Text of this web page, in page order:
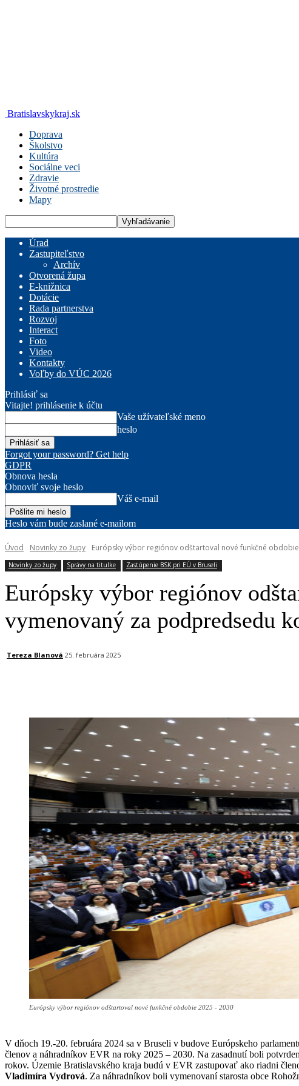
Bratislavskykraj.sk
Doprava
Školstvo
Kultúra
Sociálne veci
Zdravie
Životné prostredie
Mapy
Úrad
Zastupiteľstvo
Archív
Otvorená župa
E-knižnica
Dotácie
Rada partnerstva
Rozvoj
Interact
Foto
Video
Kontakty
Voľby do VÚC 2026
Prihlásiť sa
Vitajte! prihlásenie k účtu
Vaše užívateľské meno
heslo
Forgot your password? Get help
GDPR
Obnova hesla
Obnoviť svoje heslo
Váš e-mail
Heslo vám bude zaslané e-mailom
Úvod Novinky zo župy Európsky výbor regiónov odštartoval nové funkčné
Novinky zo župy Správy na titulke Zastúpenie BSK pri EÚ v Bruseli
Európsky výbor regiónov
vymenovaný za podpredsedu
Tereza Blanová 25. februára 2025
Európsky výbor regiónov odštartoval nové funkčné obdobie 2025 - 2030
V dňoch 19.-20. februára 2024 sa v Bruseli v budove Európskeho
členov a náhradníkov EVR na roky 2025 – 2030. Na zasadnutí boli
rokov. Územie Bratislavského kraja budú v EVR zastupovať ako riadni
Vladimíra Vydrová. Za náhradníkov boli vymenovaní starosta obce